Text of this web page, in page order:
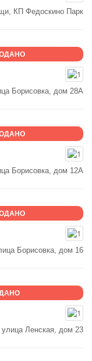
КП Федоскино Парк
Борисовка, дом 28А
Борисовка, дом 12А
Борисовка, дом 16
улица Ленская, дом 23